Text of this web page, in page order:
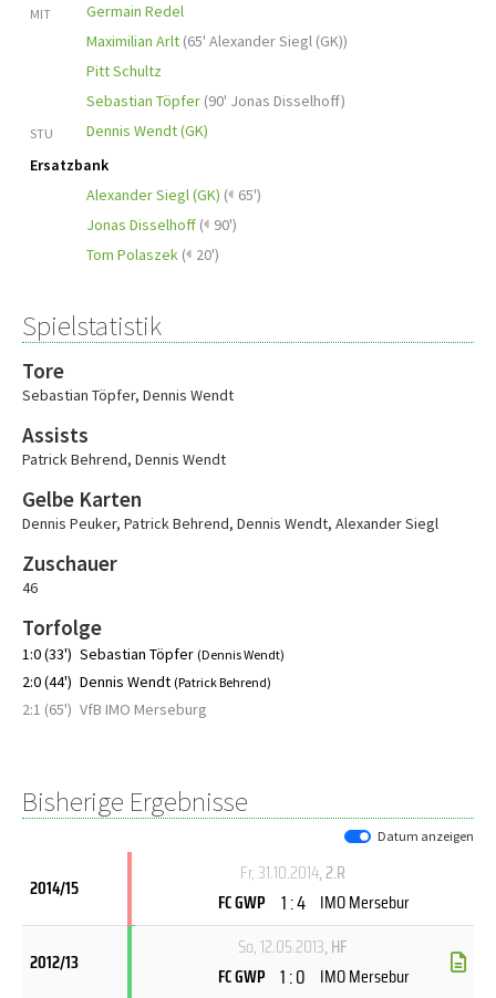
MIT
Germain Redel
Maximilian Arlt (65' Alexander Siegl (GK))
Pitt Schultz
Sebastian Töpfer (90' Jonas Disselhoff)
STU
Dennis Wendt (GK)
Ersatzbank
Alexander Siegl (GK) ( 65')
Jonas Disselhoff ( 90')
Tom Polaszek ( 20')
Spielstatistik
Tore
Sebastian Töpfer, Dennis Wendt
Assists
Patrick Behrend, Dennis Wendt
Gelbe Karten
Dennis Peuker, Patrick Behrend, Dennis Wendt, Alexander Siegl
Zuschauer
46
Torfolge
1:0 (33') Sebastian Töpfer (Dennis Wendt)
2:0 (44') Dennis Wendt (Patrick Behrend)
2:1 (65') VfB IMO Merseburg
Bisherige Ergebnisse
Datum anzeigen
2014/15
Fr, 31.10.2014, 2.R
FC GWP 1 : 4 IMO Mersebur
2012/13
So, 12.05.2013, HF
FC GWP 1 : 0 IMO Mersebur